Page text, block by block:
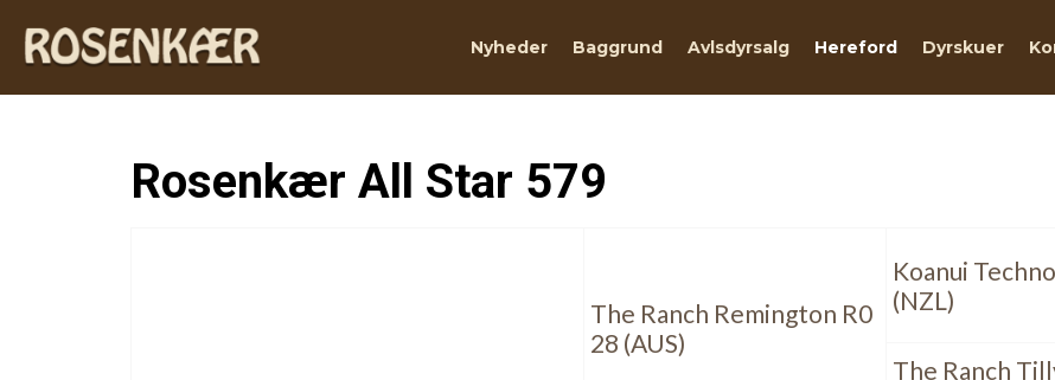
Nyheder Baggrund Avlsdyrsalg Hereford Dyrskuer
Rosenkær All Star 579
The Ranch Remington R0
28 (AUS)
Koanui
(NZL)
The Ranch